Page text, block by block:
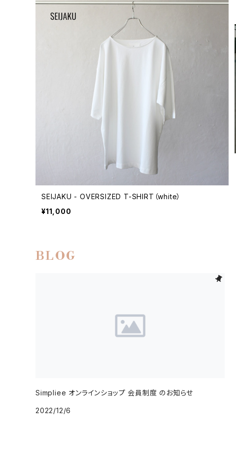
SEIJAKU - OVERSIZED T-SHIRT（white）
¥11,000
BLOG
Simpliee オンラインショップ 会員制度 のお知らせ
2022/12/6